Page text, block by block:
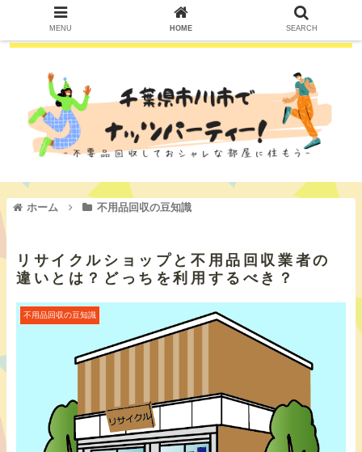
ホーム 不用品回収の豆知識
リサイクルショップと不用品回収業者の
違いとは？どっちを利用するべき？
不用品回収の豆知識
MENU HOME SEARCH